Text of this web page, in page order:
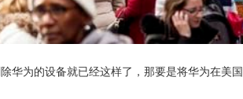
华为的设备就已经这样了，那要是将华为在美国